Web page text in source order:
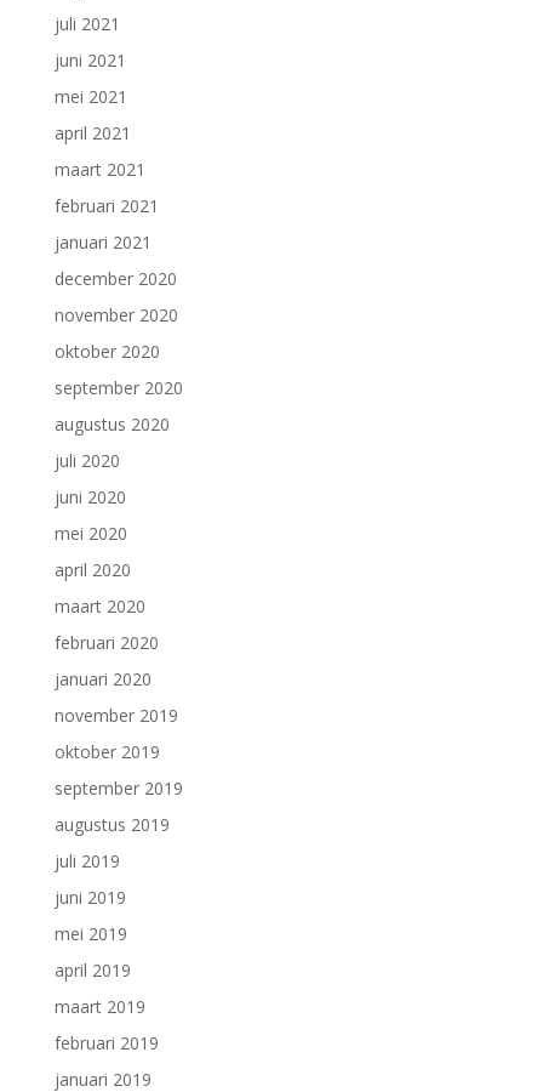
juli 2021
juni 2021
mei 2021
april 2021
maart 2021
februari 2021
januari 2021
december 2020
november 2020
oktober 2020
september 2020
augustus 2020
juli 2020
juni 2020
mei 2020
april 2020
maart 2020
februari 2020
januari 2020
november 2019
oktober 2019
september 2019
augustus 2019
juli 2019
juni 2019
mei 2019
april 2019
maart 2019
februari 2019
januari 2019